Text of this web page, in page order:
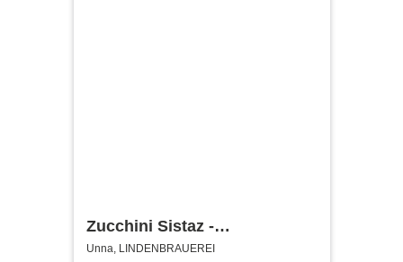
Zucchini Sistaz -
Weihnachten mit den
Unna, LINDENBRAUEREI